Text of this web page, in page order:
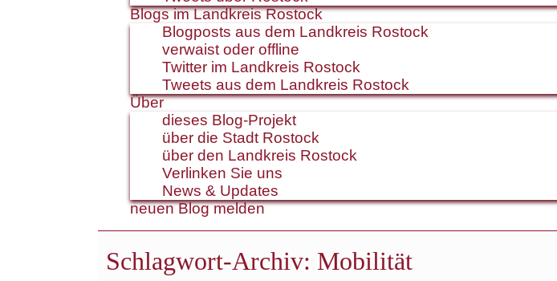
Blogs im Landkreis Rostock
Blogposts aus dem Landkreis Rostock
verwaist oder offline
Twitter im Landkreis Rostock
Tweets aus dem Landkreis Rostock
Über
dieses Blog-Projekt
über die Stadt Rostock
über den Landkreis Rostock
Verlinken Sie uns
News & Updates
neuen Blog melden
Schlagwort-Archiv: Mobilität